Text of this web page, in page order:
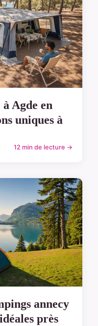
Agde en
uniques à
12 min de lecture →
annecy
près